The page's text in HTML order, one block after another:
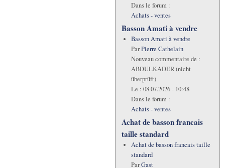
Dans le forum :
Achats - ventes
Basson Amati à vendre
Basson Amati à vendre
ParPierre Cathelain
Nouveau commentaire de :
ABDULKADER (nicht
überprüft)
Le : 08.07.2026 - 10:48
Dans le forum :
Achats - ventes
Achat de basson francais
taille standard
Achat de basson francais taille
standard
ParGast